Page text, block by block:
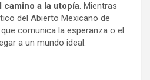
camino a la utopía. Mientras
del Abierto Mexicano de
comunica la esperanza o el
a un mundo ideal.